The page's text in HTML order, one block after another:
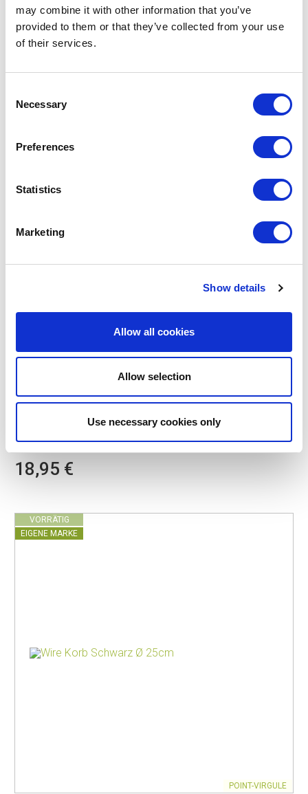
may combine it with other information that you’ve
provided to them or that they’ve collected from your use
of their services.
Selection
Necessary
Preferences
Statistics
Marketing
Show details
Allow all cookies
Allow selection
Use necessary cookies only
POINT-VIRGULE
EIGENE MARKE
POINT-VIRGULE
WIRE KORB SCHWARZ Ø 25CM
18,95 €
VORRÄTIG
EIGENE MARKE
POINT-VIRGULE